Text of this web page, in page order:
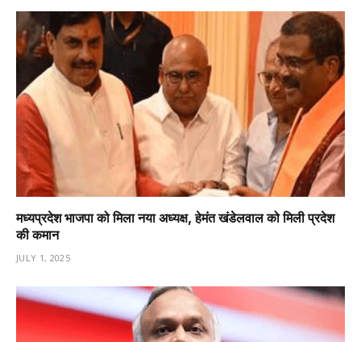
मध्यप्रदेश भाजपा को मिला नया अध्यक्ष, हेमंत खंडेलवाल को मिली प्रदेश
की कमान
JULY 1, 2025